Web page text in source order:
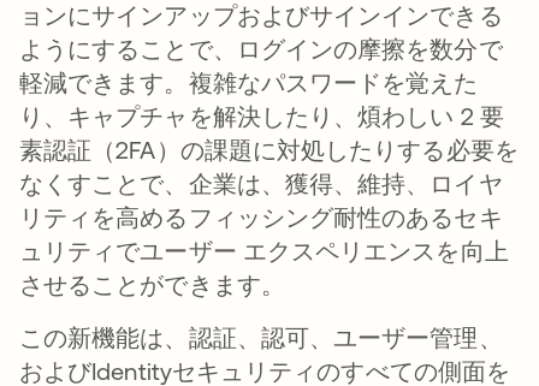
ョンにサインアップおよびサインインできる
ようにすることで、ログインの摩擦を数分で
軽減できます。複雑なパスワードを覚えた
り、キャプチャを解決したり、煩わしい 2 要
素認証（2FA）の課題に対処したりする必要を
なくすことで、企業は、獲得、維持、ロイヤ
リティを高めるフィッシング耐性のあるセキ
ュリティでユーザー エクスペリエンスを向上
させることができます。
この新機能は、認証、認可、ユーザー管理、
およびIdentityセキュリティのすべての側面を